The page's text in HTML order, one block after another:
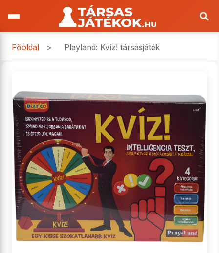
Főoldal > Playland: Kvíz! társasjáték